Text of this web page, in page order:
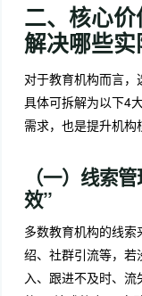
二、核心
解决哪些实
对于教育机构而言，
具体可拆解为以下4
需求，也是提升机构
（一）线索
效”
多数教育机构的线
绍、社群引流等，若
入、跟进不及时、